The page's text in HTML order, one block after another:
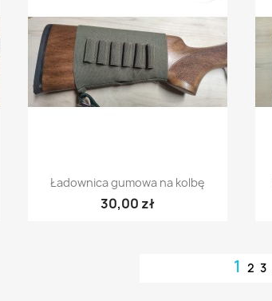
Szybki podgląd
Ładownica gumowa na kolbę
30,00 zł
123